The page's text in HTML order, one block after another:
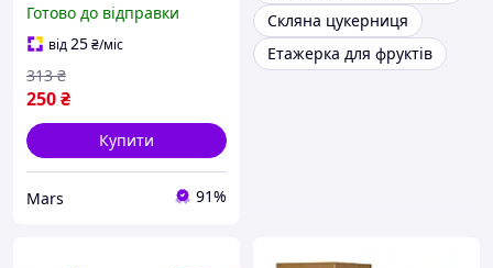
Готово до відправки
від25₴/міс
250₴
313 ₴
Купити
Mars 91%
Скляна цукерниця
Етажерка для фруктів